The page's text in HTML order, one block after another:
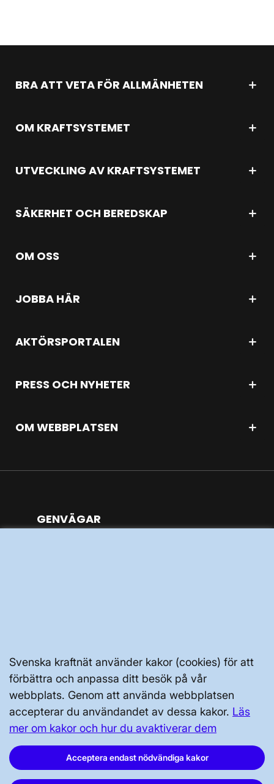
Svenska kraftnät använder kakor (cookies) för att
förbättra och anpassa ditt besök på vår
webbplats. Genom att använda webbplatsen
accepterar du användandet av dessa kakor. Läs
mer om kakor och hur du avaktiverar dem
Acceptera endast nödvändiga kakor
BRA ATT VETA FÖR ALLMÄNHETEN
OM KRAFTSYSTEMET
UTVECKLING AV KRAFTSYSTEMET
SÄKERHET OCH BEREDSKAP
OM OSS
JOBBA HÄR
AKTÖRSPORTALEN
PRESS OCH NYHETER
OM WEBBPLATSEN
Svenska kraftnät, Box 1200, 172 24
Sundbyberg
Tel: 010-475 80 00
GENVÄGAR